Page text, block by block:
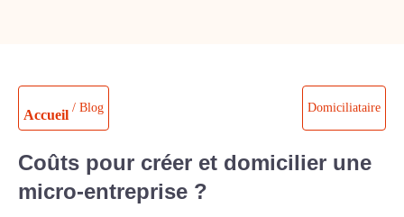
Accueil / Blog Domiciliataire
Coûts pour créer et domicilier une
micro-entreprise ?